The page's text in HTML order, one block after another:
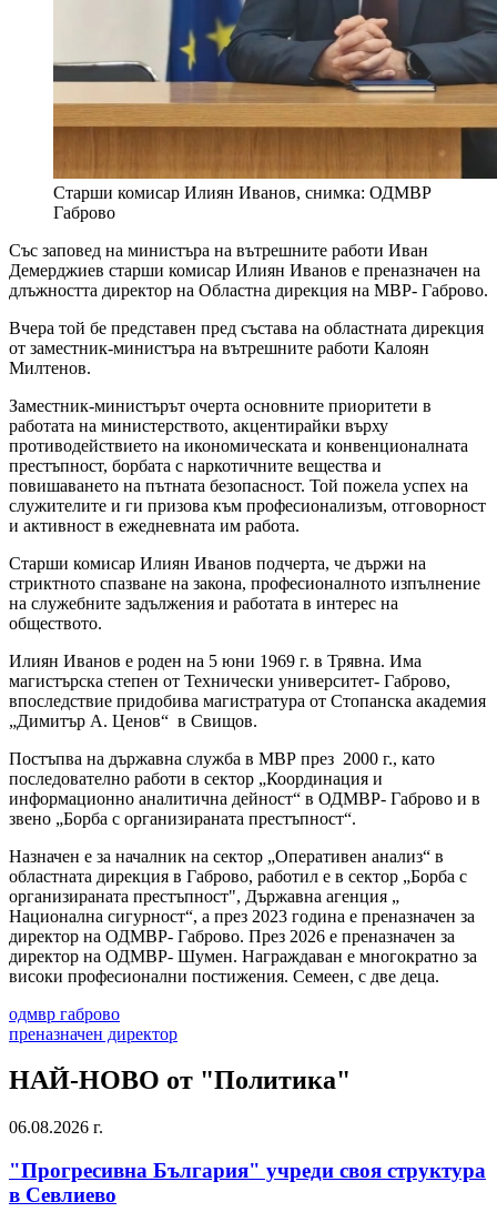
Старши комисар Илиян Иванов, снимка: ОДМВР
Габрово
Със заповед на министъра на вътрешните работи Иван
Демерджиев старши комисар Илиян Иванов е преназначен на
длъжността директор на Областна дирекция на МВР- Габрово.
Вчера той бе представен пред състава на областната дирекция
от заместник-министъра на вътрешните работи Калоян
Милтенов.
Заместник-министърът очерта основните приоритети в
работата на министерството, акцентирайки върху
противодействието на икономическата и конвенционалната
престъпност, борбата с наркотичните вещества и
повишаването на пътната безопасност. Той пожела успех на
служителите и ги призова към професионализъм, отговорност
и активност в ежедневната им работа.
Старши комисар Илиян Иванов подчерта, че държи на
стриктното спазване на закона, професионалното изпълнение
на служебните задължения и работата в интерес на
обществото.
Илиян Иванов е роден на 5 юни 1969 г. в Трявна. Има
магистърска степен от Технически университет- Габрово,
впоследствие придобива магистратура от Стопанска академия
„Димитър А. Ценов“ в Свищов.
Постъпва на държавна служба в МВР през 2000 г., като
последователно работи в сектор „Координация и
информационно аналитична дейност“ в ОДМВР- Габрово и в
звено „Борба с организираната престъпност“.
Назначен е за началник на сектор „Оперативен анализ“ в
областната дирекция в Габрово, работил е в сектор „Борба с
организираната престъпност", Държавна агенция „
Национална сигурност“, а през 2023 година е преназначен за
директор на ОДМВР- Габрово. През 2026 е преназначен за
директор на ОДМВР- Шумен. Награждаван е многократно за
високи професионални постижения. Семеен, с две деца.
одмвр габрово
преназначен директор
НАЙ-НОВО от "Политика"
06.08.2026 г.
"Прогресивна България" учреди своя структура
в Севлиево